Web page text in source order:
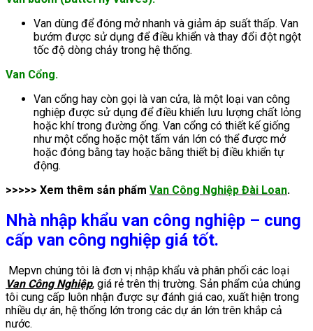
Van dùng để đóng mở nhanh và giảm áp suất thấp. Van
bướm được sử dụng để điều khiển và thay đổi đột ngột
tốc độ dòng chảy trong hệ thống.
Van Cổng.
Van cổng hay còn gọi là van cửa, là một loại van công
nghiệp được sử dụng để điều khiển lưu lượng chất lỏng
hoặc khí trong đường ống. Van cổng có thiết kế giống
như một cổng hoặc một tấm ván lớn có thể được mở
hoặc đóng bằng tay hoặc bằng thiết bị điều khiển tự
động.
>>>>> Xem thêm sản phẩm Van Công Nghiệp Đài Loan.
Nhà nhập khẩu van công nghiệp – cung
cấp van công nghiệp giá tốt.
Mepvn chúng tôi là đơn vị nhập khẩu và phân phối các loại
Van Công Nghiệp, giá rẻ trên thị trường. Sản phẩm của chúng
tôi cung cấp luôn nhận được sự đánh giá cao, xuất hiện trong
nhiều dự án, hệ thống lớn trong các dự án lớn trên khắp cả
nước.